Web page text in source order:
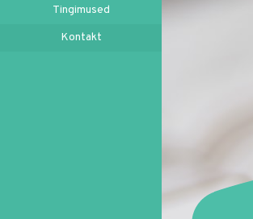
Tingimused
Kontakt